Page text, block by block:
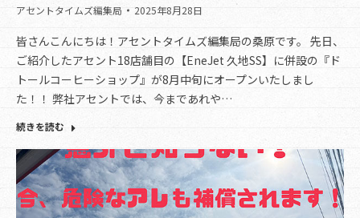
アセントタイムズ編集局 2025年8月28日
皆さんこんにちは！アセントタイムズ編集局の桑原です。 先日、
ご紹介したアセント18店舗目の【EneJet 久地SS】に併設の『ド
トールコーヒーショップ』が8月中旬にオープンいたしまし
た！！ 弊社アセントでは、今まであれや…
続きを読む